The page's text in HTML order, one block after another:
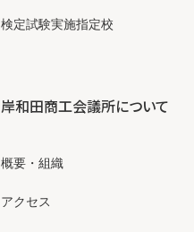
検定試験実施指定校
岸和田商工会議所について
概要・組織
アクセス